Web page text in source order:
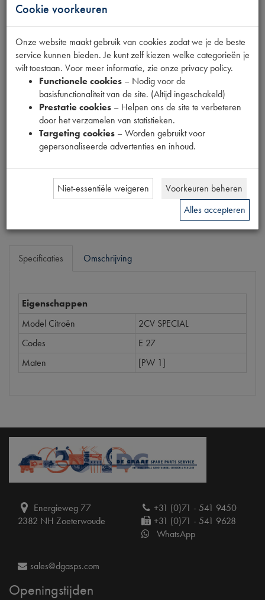
LINNENDAK BEIGE
ALBATROS BUITS
Fabrikant
Productnummer
1902544
€224,09 (€185,20excl. btw)
Specificaties Omschrijving
Eigenschappen
Model Citroën
2CV SPECIAL
Codes
E 27
Maten
[PW 1]
Energieweg 77
2382 NH Zoeterwoude
+31 (0)71 - 541 9450
+31 (0)71 - 541 9628
WhatsApp
sales@dgasps.com
Openingstijden
Cookie voorkeuren
Onze website maakt gebruik van cookies zodat we je de beste
service kunnen bieden. Je kunt zelf kiezen welke categorieën je
wilt toestaan. Voor meer informatie, zie onze privacy policy.
Functionele cookies – Nodig voor de
basisfunctionaliteit van de site. (Altijd ingeschakeld)
Prestatie cookies – Helpen ons de site te verbeteren
door het verzamelen van statistieken.
Targeting cookies – Worden gebruikt voor
gepersonaliseerde advertenties en inhoud.
Niet-essentiële weigeren
Voorkeuren beheren
Alles accepteren